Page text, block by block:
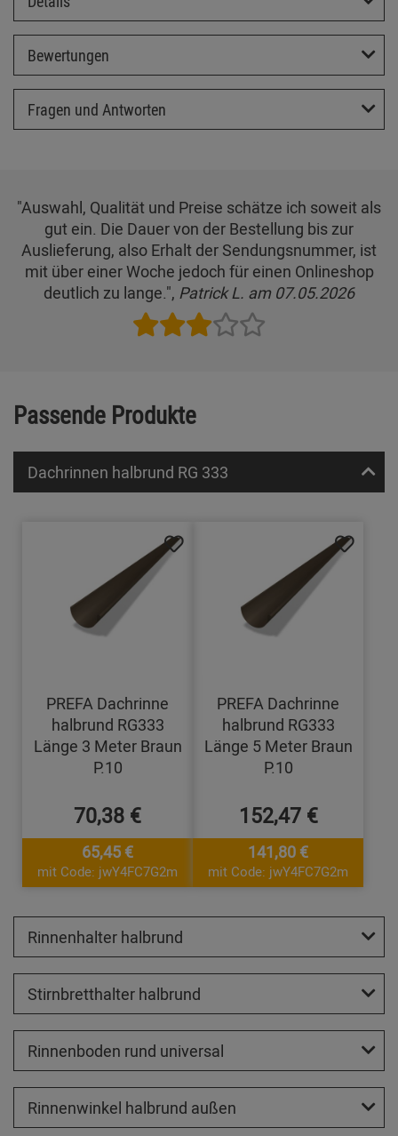
Bewertungen
Fragen und Antworten
"Auswahl, Qualität und Preise schätze ich soweit als
gut ein. Die Dauer von der Bestellung bis zur
Auslieferung, also Erhalt der Sendungsnummer, ist
mit über einer Woche jedoch für einen Onlineshop
deutlich zu lange.", Patrick L. am 07.05.2026
Passende Produkte
Dachrinnen halbrund RG 333
PREFA Dachrinne
halbrund RG333
Länge 3 Meter Braun
P.10
70,38 €
65,45 €
mit Code: jwY4FC7G2m
PREFA Dachrinne
halbrund RG333
Länge 5 Meter Braun
P.10
152,47 €
141,80 €
mit Code: jwY4FC7G2m
Rinnenhalter halbrund
Stirnbretthalter halbrund
Rinnenboden rund universal
Rinnenwinkel halbrund außen